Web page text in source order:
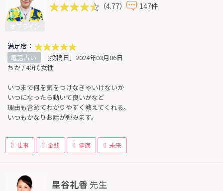
（4.77） 147件
満足度：
電話占い
［投稿日］2024年03月06日
ちか / 40代 女性
いつまで何を気をつけなきゃいけないか
いつになったら動いて良いかなど
理由も含めてわかりやすく教えてくれる。
いつもかなりお話が弾みます。
仕事 金銭 健康 未来
星谷礼香 先生